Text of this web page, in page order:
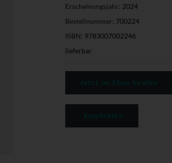
Erscheinungsjahr: 2024
Bestellnummer: 700224
ISBN: 9783007002246
lieferbar